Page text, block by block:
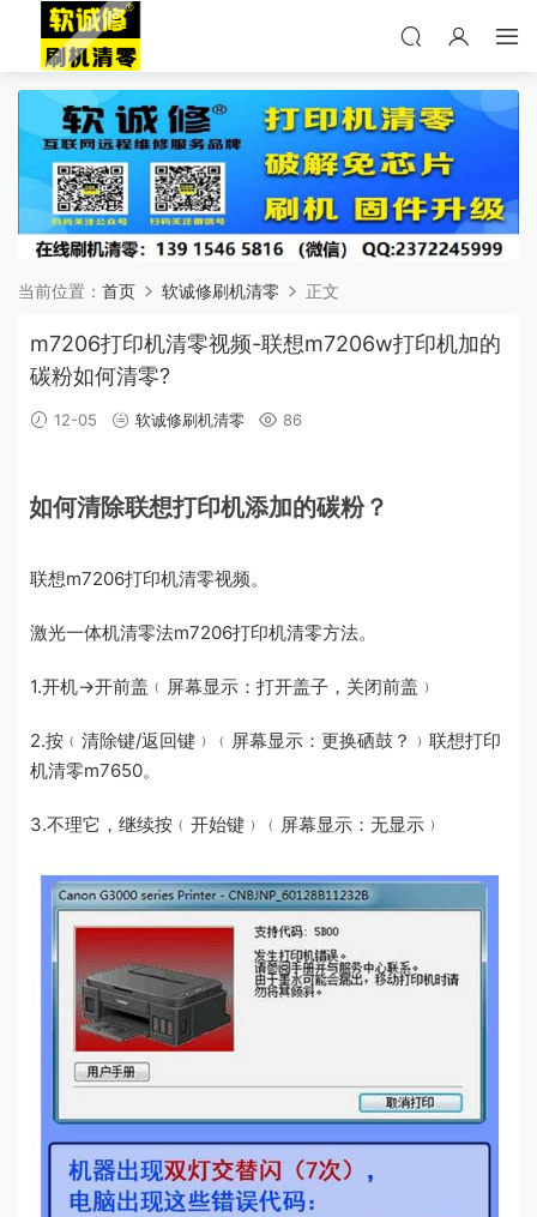
当前位置： 首页 软诚修刷机清零 正文
m7206打印机清零视频-联想m7206w打印机加的
碳粉如何清零?
12-05 软诚修刷机清零 86
如何清除联想打印机添加的碳粉？
联想m7206打印机清零视频。
激光一体机清零法m7206打印机清零方法。
1.开机→开前盖﹙屏幕显示：打开盖子，关闭前盖﹚
2.按﹙清除键/返回键﹚﹙屏幕显示：更换硒鼓？﹚联想打印
机清零m7650。
3.不理它，继续按﹙开始键﹚﹙屏幕显示：无显示﹚